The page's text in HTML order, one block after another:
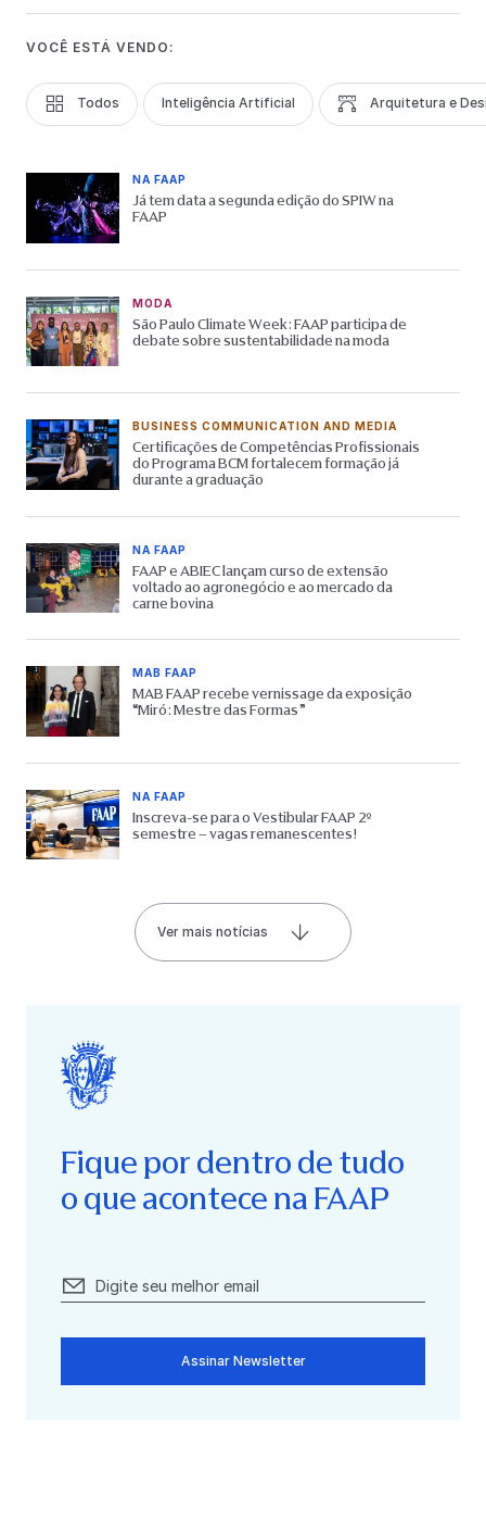
VOCÊ ESTÁ VENDO:
Todos Inteligência Artificial Arquitetura e
NA FAAP
Já tem data a segunda edição do SPIW na
FAAP
MODA
São Paulo Climate Week: FAAP participa de
debate sobre sustentabilidade na moda
BUSINESS COMMUNICATION AND MEDIA
Certificações de Competências Profissionais
do Programa BCM fortalecem formação já
durante a graduação
NA FAAP
FAAP e ABIEC lançam curso de extensão
voltado ao agronegócio e ao mercado da
carne bovina
MAB FAAP
MAB FAAP recebe vernissage da exposição
“Miró: Mestre das Formas”
NA FAAP
Inscreva-se para o Vestibular FAAP 2º
semestre – vagas remanescentes!
Ver mais notícias
Fique por dentro de tudo
o que acontece na FAAP
Assinar Newsletter